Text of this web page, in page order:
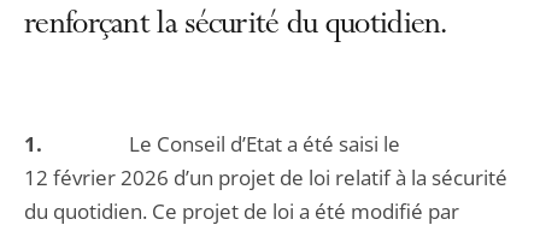
renforçant la sécurité du quotidien.
1. Le Conseil d’Etat a été saisi le
12 février 2026 d’un projet de loi relatif à la sécurité
du quotidien. Ce projet de loi a été modifié par